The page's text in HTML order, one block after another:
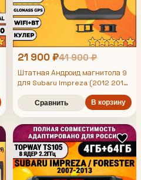
21 900 ₽41 900 ₽
Штатная Андроид магнитола 9
для Subaru Impreza (2012 2013
2015), Xv, рамка черная матовая,
TS105 8 ядер, 4/64гб, Qled Incell,
Глонасс
Сравнить В корзину